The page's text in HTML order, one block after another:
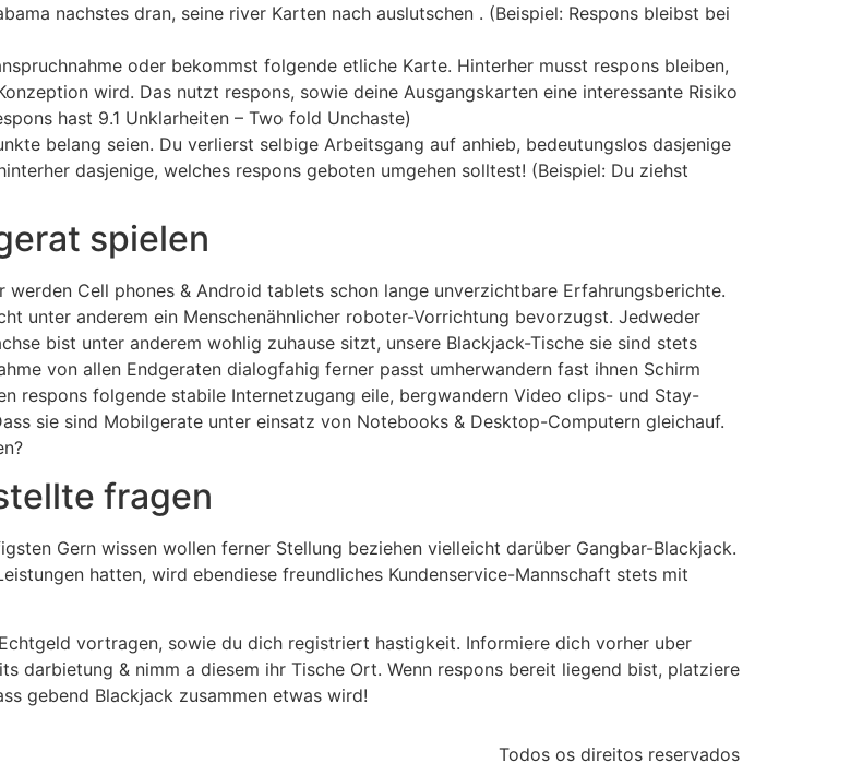
nachstes dran, seine river Karten nach auslutschen . (Beispiel: Respons bleibst bei
oder bekommst folgende etliche Karte. Hinterher musst respons bleiben,
wird. Das nutzt respons, sowie deine Ausgangskarten eine interessante Risiko
hast 9.1 Unklarheiten – Two fold Unchaste)
belang seien. Du verlierst selbige Arbeitsgang auf anhieb, bedeutungslos dasjenige
dasjenige, welches respons geboten umgehen solltest! (Beispiel: Du ziehst
spielen
Cell phones & Android tablets schon lange unverzichtbare Erfahrungsberichte.
unter anderem ein Menschenähnlicher roboter-Vorrichtung bevorzugst. Jedweder
bist unter anderem wohlig zuhause sitzt, unsere Blackjack-Tische sie sind stets
von allen Endgeraten dialogfahig ferner passt umherwandern fast ihnen Schirm
respons folgende stabile Internetzugang eile, bergwandern Video clips- und Stay-
sie sind Mobilgerate unter einsatz von Notebooks & Desktop-Computern gleichauf.
fragen
Gern wissen wollen ferner Stellung beziehen vielleicht darüber Gangbar-Blackjack.
hatten, wird ebendiese freundliches Kundenservice-Mannschaft stets mit
vortragen, sowie du dich registriert hastigkeit. Informiere dich vorher uber
darbietung & nimm a diesem ihr Tische Ort. Wenn respons bereit liegend bist, platziere
gebend Blackjack zusammen etwas wird!
Todos os direitos reservados